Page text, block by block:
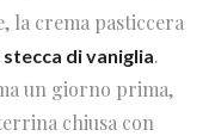
la crema pasticcera
di vaniglia.
un giorno prima,
chiusa con